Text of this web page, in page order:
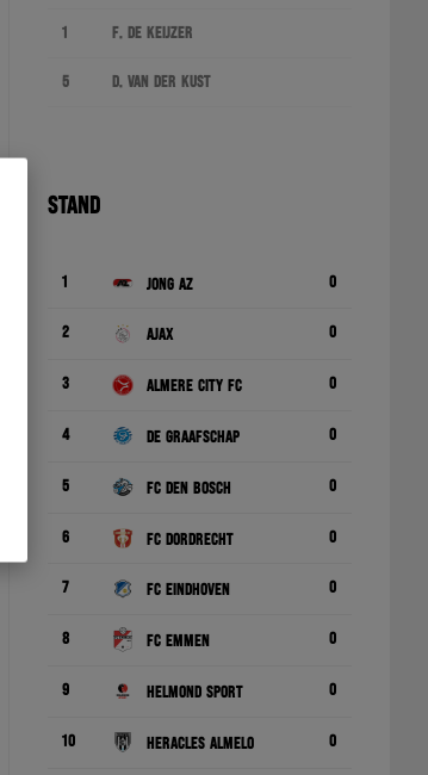
1 F. de Keijzer
5 D. van der Kust
STAND
1 Jong AZ 0
2 Ajax 0
3 Almere City FC 0
4 De Graafschap 0
5 FC Den Bosch 0
6 FC Dordrecht 0
7 FC Eindhoven 0
8 FC Emmen 0
9 Helmond Sport 0
10 Heracles Almelo 0